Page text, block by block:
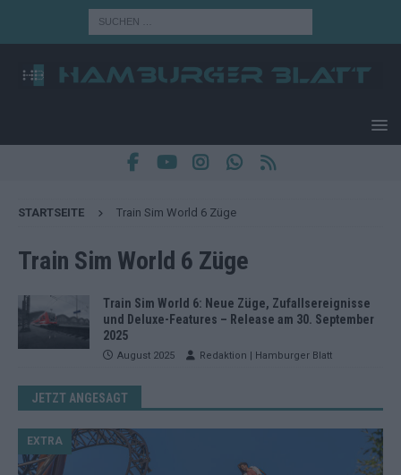
STARTSEITE Train Sim World 6 Züge
Train Sim World 6 Züge
Train Sim World 6: Neue Züge, Zufallsereignisse
und Deluxe-Features – Release am 30. September
2025
August 2025 Redaktion | Hamburger Blatt
JETZT ANGESAGT
EXTRA